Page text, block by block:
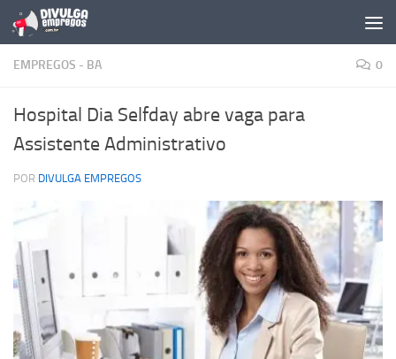
Skip to content
EMPREGOS - BA 0
Hospital Dia Selfday abre vaga para
Assistente Administrativo
POR DIVULGA EMPREGOS